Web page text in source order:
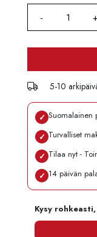
5-10
✓ Suomalainen
✓ Turvalliset
✓ Tilaa nyt -
✓ 14 päivän
Kysy